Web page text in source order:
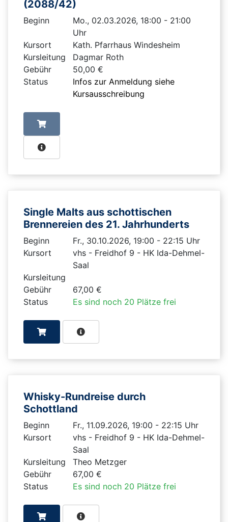
(2088/42)
Beginn
Mo., 02.03.2026, 18:00 - 21:00
Uhr
Kursort
Kath. Pfarrhaus Windesheim
Kursleitung
Dagmar Roth
Gebühr
50,00 €
Status
Infos zur Anmeldung siehe
Kursausschreibung
Single Malts aus schottischen
Brennereien des 21. Jahrhunderts
Beginn
Fr., 30.10.2026, 19:00 - 22:15 Uhr
Kursort
vhs - Freidhof 9 - HK Ida-Dehmel-
Saal
Kursleitung
Gebühr
67,00 €
Status
Es sind noch 20 Plätze frei
Whisky-Rundreise durch
Schottland
Beginn
Fr., 11.09.2026, 19:00 - 22:15 Uhr
Kursort
vhs - Freidhof 9 - HK Ida-Dehmel-
Saal
Kursleitung
Theo Metzger
Gebühr
67,00 €
Status
Es sind noch 20 Plätze frei